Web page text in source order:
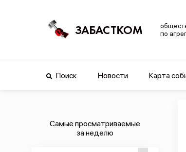
ЗАБАСТКОМ
по
Поиск Новости Карта
Самые просматриваемые
за неделю